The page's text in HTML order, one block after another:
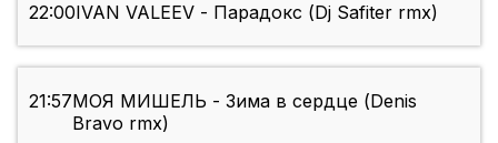
22:00IVAN VALEEV - Парадокс (Dj Safiter rmx)
21:57МОЯ МИШЕЛЬ - Зима в сердце (Denis
Bravo rmx)